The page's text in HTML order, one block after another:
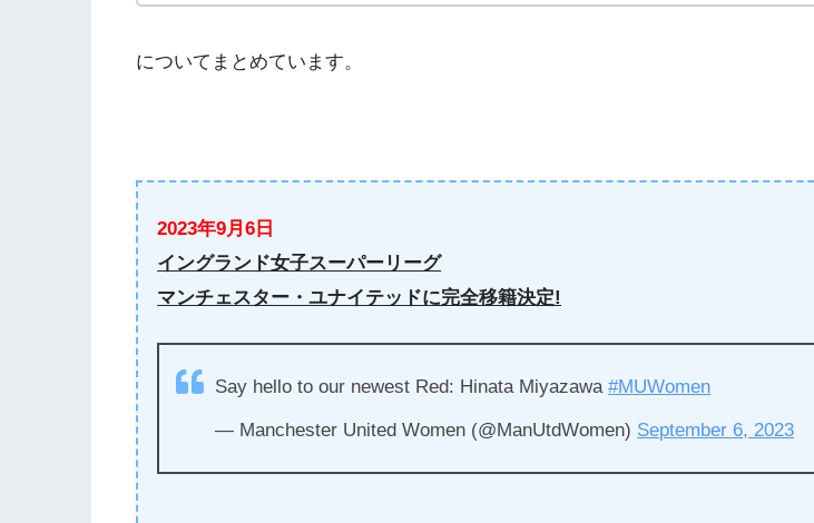
についてまとめています。
2023年9月6日
イングランド女子スーパーリーグ
マンチェスター・ユナイテッドに完全移籍決定!
Say hello to our newest Red: Hinata Miyazawa#MUWomen
— Manchester United Women (@ManUtdWomen) September 6, 2023